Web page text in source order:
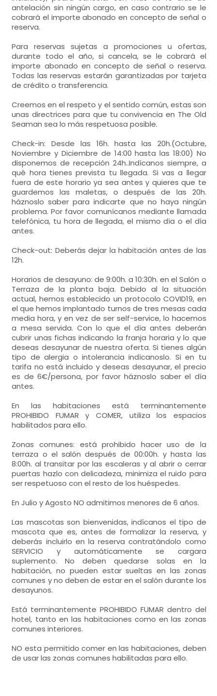
Amenities, papel wc,
Calefacción,
armario,
- Habitación con cuarto de baño (con ducha
en vez de baño). Incluye:
WC,
lavabo, ducha,
toallas,
Amenities,
papel wc,
antelación sin ningún cargo, en caso contrario se le
cobrará el importe abonado en concepto de señal o
reserva.
Para reservas sujetas a promociones u ofertas,
durante todo el año, si cancela, se le cobrará el
importe abonado en concepto de señal o reserva.
Todas las reservas estarán garantizadas por tarjeta
de crédito o transferencia.
Creemos en el respeto y el sentido común, estas son
unas directrices para que tu convivencia en The Old
Seaman sea lo más respetuosa posible.
Check-in: Desde las 16h. hasta las 20h.(Octubre,
Noviembre y Diciembre de 14:00 hasta las 18:00) No
disponemos de recepción 24h..Indícanos siempre, a
qué hora tienes prevista tu llegada. Si vas a llegar
fuera de este horario ya sea antes y quieres que te
guardemos las maletas, o después de las 20h.
háznoslo saber para indicarte que no haya ningún
problema. Por favor comunícanos mediante llamada
telefónica, tu hora de llegada, el mismo día o el día
antes.
Check-out: Deberás dejar la habitación antes de las
12h.
Horarios de desayuno: de 9:00h. a 10:30h. en el Salón o
Terraza de la planta baja. Debido al la situación
actual, hemos establecido un protocolo COVID19, en
el que hemos implantado turnos de tres mesas cada
media hora, y en vez de ser self-service, lo hacemos
a mesa servida. Con lo que el día antes deberán
cubrir unas fichas indicando la franja horaria y lo que
deseas desayunar de nuestra oferta. Si tienes algún
tipo de alergia o intolerancia indícanoslo. Si en tu
tarifa no está incluido y deseas desayunar, el precio
es de 6€/persona, por favor háznoslo saber el día
antes.
En las habitaciones está terminantemente
PROHIBIDO FUMAR y COMER, utiliza los espacios
habilitados para ello.
Zonas comunes: está prohibido hacer uso de la
terraza o el salón después de 00:00h. y hasta las
8:00h. al transitar por las escaleras y al abrir o cerrar
puertas hazlo con delicadeza, minimiza el ruido para
ser respetuoso con el resto de los huéspedes.
En Julio y Agosto NO admitimos menores de 6 años.
Las mascotas son bienvenidas, indícanos el tipo de
mascota que es, antes de formalizar la reserva, y
deberás incluirlo en la reserva contratándolo como
SERVICIO y automáticamente se cargara
suplemento. No deben quedarse solas en la
habitación, no pueden estar sueltas en las zonas
comunes y no deben de estar en el salón durante los
desayunos.
Está terminantemente PROHIBIDO FUMAR dentro del
hotel, tanto en las habitaciones como en las zonas
comunes interiores.
NO esta permitido comer en las habitaciones, deben
de usar las zonas comunes habilitadas para ello.